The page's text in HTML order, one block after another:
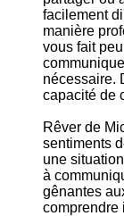
facilement
manière
vous fait
nécessaire.
capacité de
Rêver de
sentiments
une
à
gênantes
comprendre